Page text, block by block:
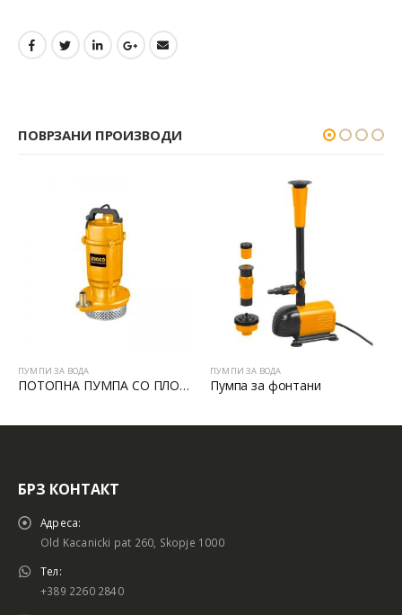
ПОВРЗАНИ ПРОИЗВОДИ
ПУМПИ ЗА ВОДА
ПОТОПНА ПУМПА СО ПЛОВАК 750W – 2”
ПУМПИ ЗА ВОДА
Пумпа за фонтани
БРЗ КОНТАКТ
Адреса:
Old Kacanicki pat 260, Skopje 1000
Тел:
+389 2260 2840